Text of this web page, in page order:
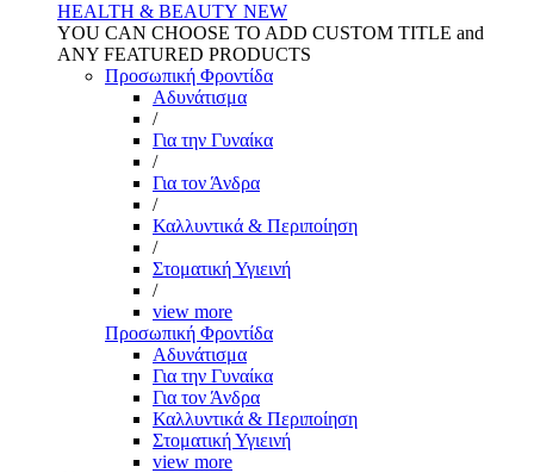
HEALTH & BEAUTY NEW
YOU CAN CHOOSE TO ADD CUSTOM TITLE and
ANY FEATURED PRODUCTS
Προσωπική Φροντίδα
Αδυνάτισμα
/
Για την Γυναίκα
/
Για τον Άνδρα
/
Καλλυντικά & Περιποίηση
/
Στοματική Υγιεινή
/
view more
Προσωπική Φροντίδα
Αδυνάτισμα
Για την Γυναίκα
Για τον Άνδρα
Καλλυντικά & Περιποίηση
Στοματική Υγιεινή
view more